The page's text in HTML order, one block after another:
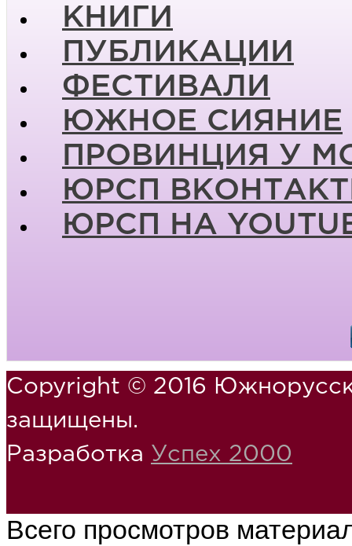
КНИГИ
ПУБЛИКАЦИИ
ФЕСТИВАЛИ
ЮЖНОЕ СИЯНИЕ
ПРОВИНЦИЯ У
ЮРСП
ЮРСП НА
Copyright © 2016
защищены.
Разработка Успех 2000
Всего просмотров